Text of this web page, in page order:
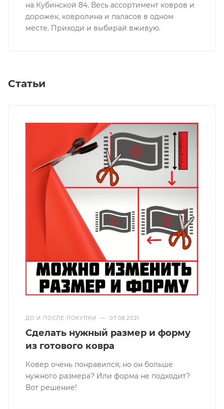
на Кубинской 84. Весь ассортимент ковров и
дорожек, ковролина и паласов в одном
месте. Приходи и выбирай вживую.
Статьи
ДО И ПОСЛЕ ПОКУПКИ — 07.08.2021
Сделать нужный размер и форму
из готового ковра
Ковер очень понравился, но он больше
нужного размера? Или форма не подходит?
Вот решение!